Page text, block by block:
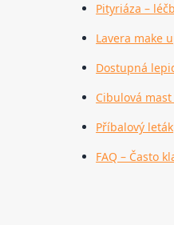
Pityriáza –
Lavera make
Dostupná
Cibulová
Příbalový leták
FAQ – Často